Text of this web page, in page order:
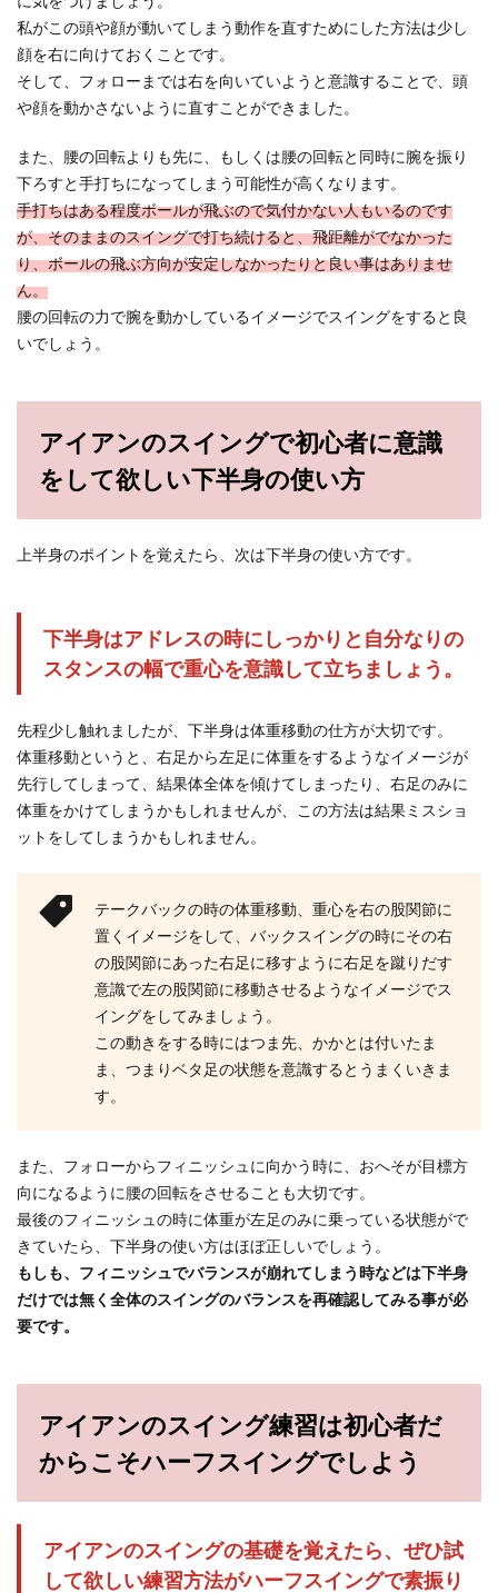
私がこの頭や顔が動いてしまう動作を直すためにした方法は少し
顔を右に向けておくことです。
そして、フォローまでは右を向いていようと意識することで、頭
や顔を動かさないように直すことができました。
また、腰の回転よりも先に、もしくは腰の回転と同時に腕を振り
下ろすと手打ちになってしまう可能性が高くなります。
手打ちはある程度ボールが飛ぶので気付かない人もいるのです
が、そのままのスイングで打ち続けると、飛距離がでなかった
り、ボールの飛ぶ方向が安定しなかったりと良い事はありませ
ん。
腰の回転の力で腕を動かしているイメージでスイングをすると良
いでしょう。
アイアンのスイングで初心者に意識
をして欲しい下半身の使い方
上半身のポイントを覚えたら、次は下半身の使い方です。
下半身はアドレスの時にしっかりと自分なりの
スタンスの幅で重心を意識して立ちましょう。
先程少し触れましたが、下半身は体重移動の仕方が大切です。
体重移動というと、右足から左足に体重をするようなイメージが
先行してしまって、結果体全体を傾けてしまったり、右足のみに
体重をかけてしまうかもしれませんが、この方法は結果ミスショ
ットをしてしまうかもしれません。
テークバックの時の体重移動、重心を右の股関節に
置くイメージをして、バックスイングの時にその右
の股関節にあった右足に移すように右足を蹴りだす
意識で左の股関節に移動させるようなイメージでス
イングをしてみましょう。
この動きをする時にはつま先、かかとは付いたま
ま、つまりベタ足の状態を意識するとうまくいきま
す。
また、フォローからフィニッシュに向かう時に、おへそが目標方
向になるように腰の回転をさせることも大切です。
最後のフィニッシュの時に体重が左足のみに乗っている状態がで
きていたら、下半身の使い方はほぼ正しいでしょう。
もしも、フィニッシュでバランスが崩れてしまう時などは下半身
だけでは無く全体のスイングのバランスを再確認してみる事が必
要です。
アイアンのスイング練習は初心者だ
からこそハーフスイングでしよう
アイアンのスイングの基礎を覚えたら、ぜひ試
して欲しい練習方法がハーフスイングで素振り